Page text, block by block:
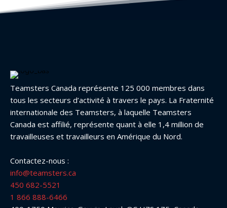
Teamsters Canada représente 125 000 membres dans
tous les secteurs d’activité à travers le pays. La Fraternité
internationale des Teamsters, à laquelle Teamsters
Canada est affilié, représente quant à elle 1,4 million de
travailleuses et travailleurs en Amérique du Nord.
Contactez-nous :
info@teamsters.ca
450 682-5521
1 866 888-6466